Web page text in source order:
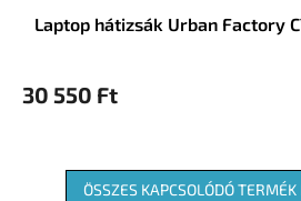
Laptop hátizsák Urban Factory
30 550 Ft
ÖSSZES KAPCSOLÓDÓ